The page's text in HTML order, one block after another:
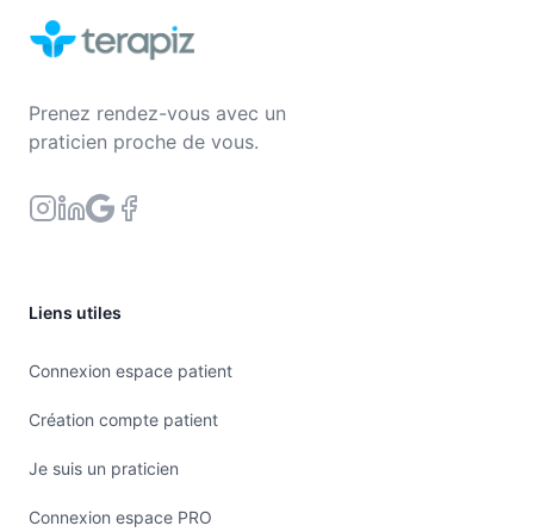
Prenez rendez-vous avec un
praticien proche de vous.
Liens utiles
Connexion espace patient
Création compte patient
Je suis un praticien
Connexion espace PRO